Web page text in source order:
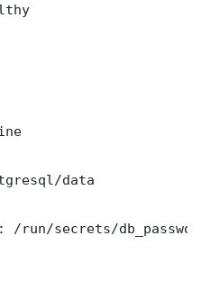
data
/run/secrets/